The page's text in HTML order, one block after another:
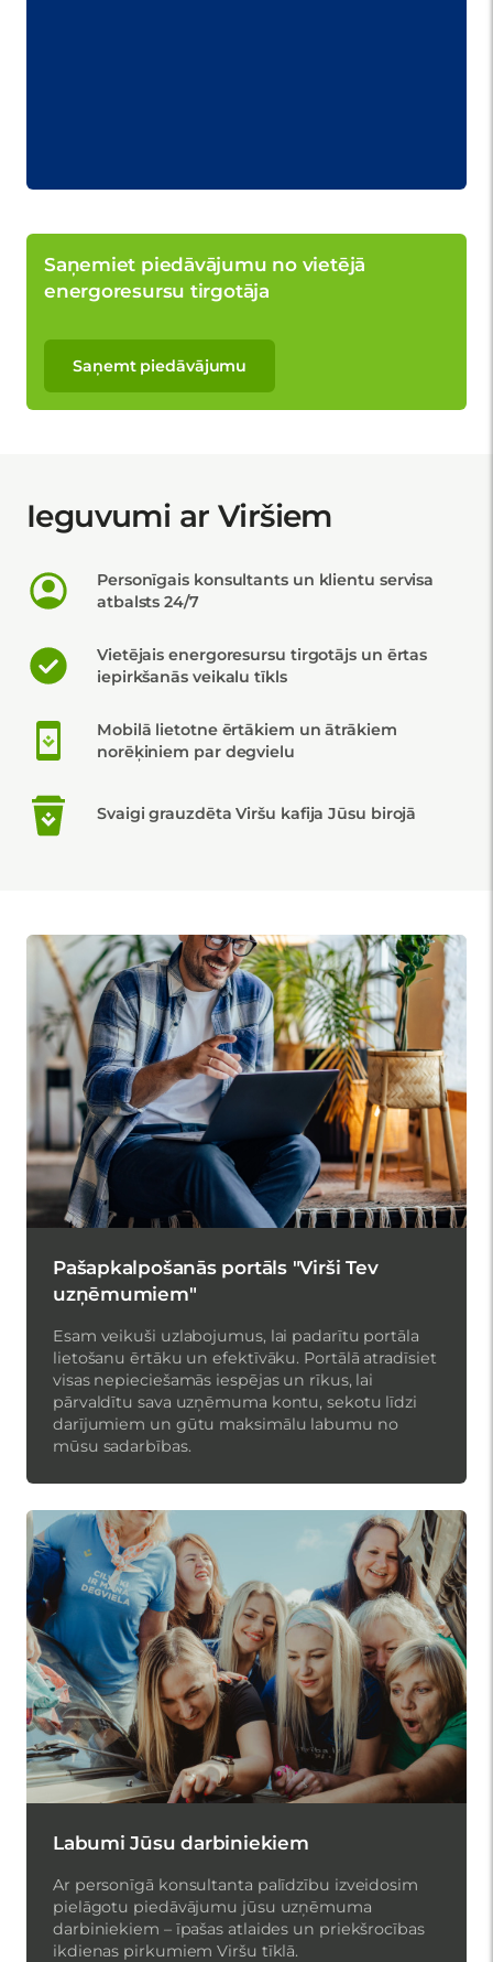
Saņemiet piedāvājumu no vietējā
energoresursu tirgotāja
Saņemt piedāvājumu
Ieguvumi ar Viršiem
Personīgais konsultants un klientu servisa
atbalsts 24/7
Vietējais energoresursu tirgotājs un ērtas
iepirkšanās veikalu tīkls
Mobilā lietotne ērtākiem un ātrākiem
norēķiniem par degvielu
Svaigi grauzdēta Viršu kafija Jūsu birojā
Pašapkalpošanās portāls "Virši Tev
uzņēmumiem"
Esam veikuši uzlabojumus, lai padarītu portāla
lietošanu ērtāku un efektīvāku. Portālā atradīsiet
visas nepieciešamās iespējas un rīkus, lai
pārvaldītu sava uzņēmuma kontu, sekotu līdzi
darījumiem un gūtu maksimālu labumu no
mūsu sadarbības.
Labumi Jūsu darbiniekiem
Ar personīgā konsultanta palīdzību izveidosim
pielāgotu piedāvājumu jūsu uzņēmuma
darbiniekiem – īpašas atlaides un priekšrocības
ikdienas pirkumiem Viršu tīklā.